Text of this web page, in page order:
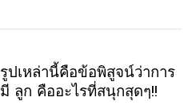
รูปเหล่านี้คือข้อพิสูจน์ว่าการ
มี ลูก คืออะไรที่สนุกสุดๆ!!